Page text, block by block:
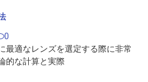
0
最適なレンズを選定する際に非常
的な計算と実際